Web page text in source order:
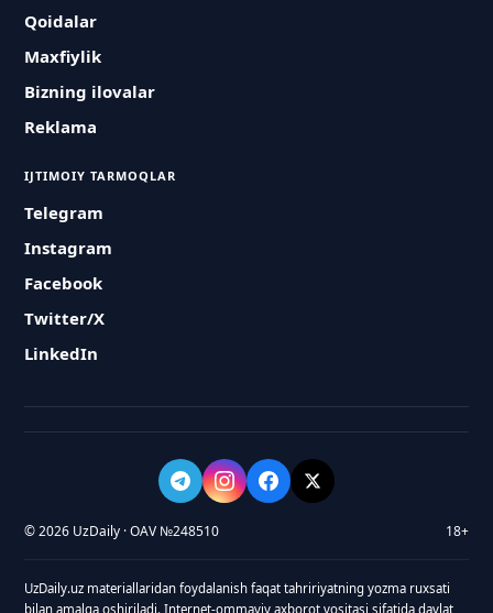
Qoidalar
Maxfiylik
Bizning ilovalar
Reklama
IJTIMOIY TARMOQLAR
Telegram
Instagram
Facebook
Twitter/X
LinkedIn
© 2026 UzDaily · OAV №248510 18+
UzDaily.uz materiallaridan foydalanish faqat tahririyatning yozma ruxsati
bilan amalga oshiriladi. Internet-ommaviy axborot vositasi sifatida davlat